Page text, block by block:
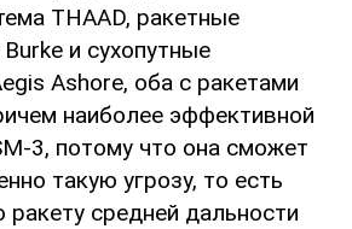
THAAD, ракетные
и сухопутные
Ashore, оба с ракетами
наиболее эффективной
3, потому что она сможет
такую угрозу, то есть
ракету средней дальности